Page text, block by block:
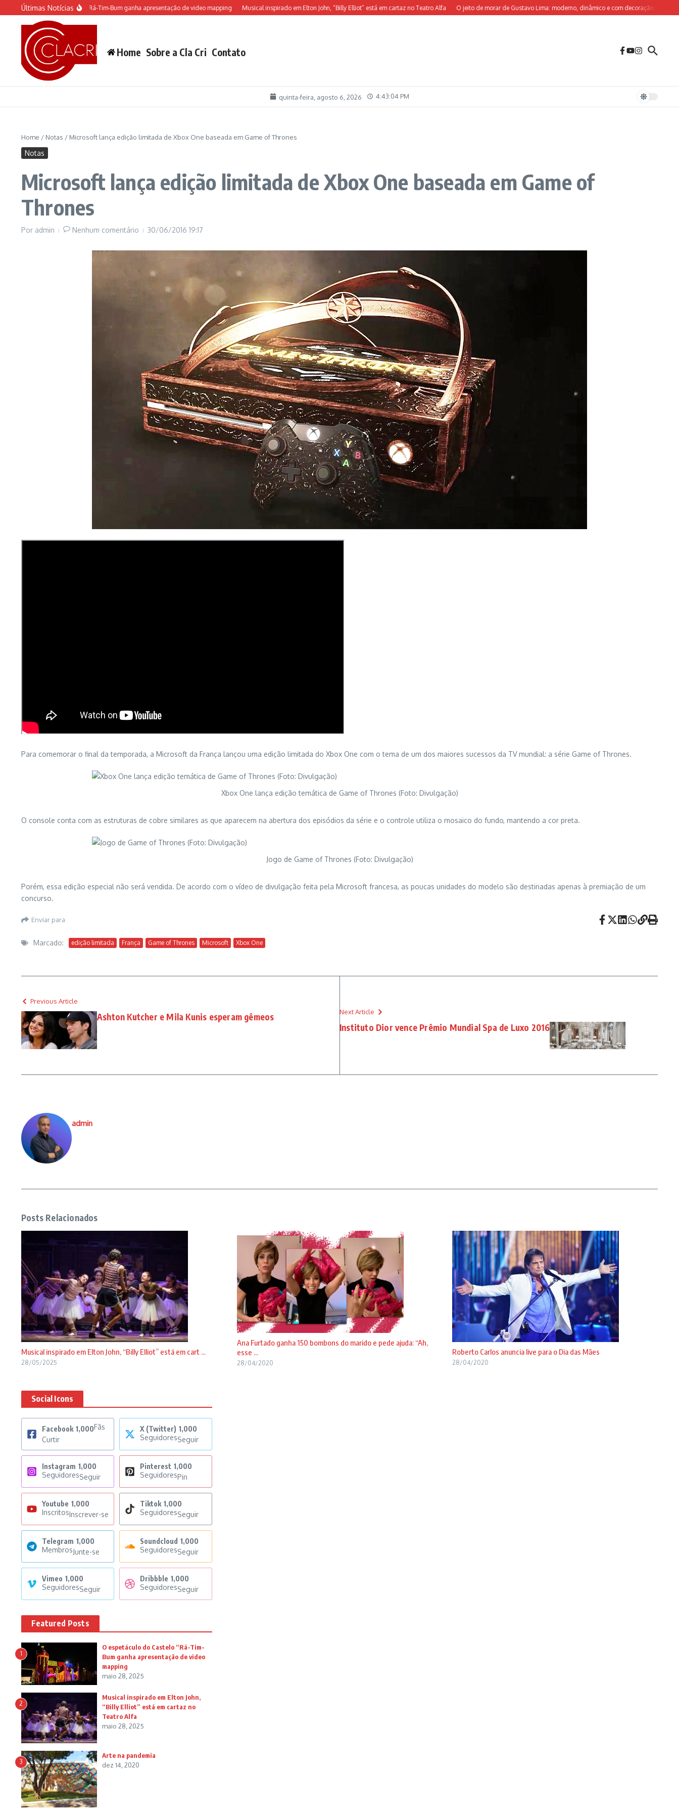
Ir para o conteúdo
Últimas Notícias
espetáculo do Castelo “Rá-Tim-Bum ganha apresentação de video mapping Musical inspirado em Elton John, “Billy Elliot” está em cartaz no Teatro Alfa O jeito de morar de Gustavo Lima: moderno, dinâmico e com decoração sob medida
Home Sobre a Cla Cri Contato
quinta-feira, agosto 6, 2026 4:43:06 PM
Home / Notas / Microsoft lança edição limitada de Xbox One baseada em Game of Thrones
Notas
Microsoft lança edição limitada de Xbox One baseada em Game of
Thrones
Por admin Nenhum comentário 30/06/2016 19:17
Para comemorar o final da temporada, a Microsoft da França lançou uma edição limitada do Xbox One com o tema de um dos maiores sucessos da TV mundial: a série Game of Thrones.
Xbox One lança edição temática de Game of Thrones (Foto: Divulgação)
O console conta com as estruturas de cobre similares as que aparecem na abertura dos episódios da série e o controle utiliza o mosaico do fundo, mantendo a cor preta.
Jogo de Game of Thrones (Foto: Divulgação)
Porém, essa edição especial não será vendida. De acordo com o vídeo de divulgação feita pela Microsoft francesa, as poucas unidades do modelo são destinadas apenas à premiação de um
concurso.
Enviar para
Marcado: edição limitada França Game of Thrones Microsoft Xbox One
Previous Article
Ashton Kutcher e Mila Kunis esperam gêmeos Next Article
Instituto Dior vence Prêmio Mundial Spa de Luxo 2016
admin
Posts Relacionados
Musical inspirado em Elton John, “Billy Elliot” está em cart ...
28/05/2025
Ana Furtado ganha 150 bombons do marido e pede ajuda: “Ah,
esse ...
28/04/2020
Roberto Carlos anuncia live para o Dia das Mães
28/04/2020
Social Icons
Facebook 1,000Fãs
Curtir
X (Twitter) 1,000
SeguidoresSeguir
Instagram 1,000
SeguidoresSeguir
Pinterest 1,000
SeguidoresPin
Youtube 1,000
InscritosInscrever-se
Tiktok 1,000
SeguidoresSeguir
Telegram 1,000
MembrosJunte-se
Soundcloud 1,000
SeguidoresSeguir
Vimeo 1,000
SeguidoresSeguir
Dribbble 1,000
SeguidoresSeguir
Featured Posts
1
O espetáculo do Castelo “Rá-Tim-
Bum ganha apresentação de video
mapping
maio 28, 2025
2
Musical inspirado em Elton John,
“Billy Elliot” está em cartaz no
Teatro Alfa
maio 28, 2025
3
Arte na pandemia
dez 14, 2020